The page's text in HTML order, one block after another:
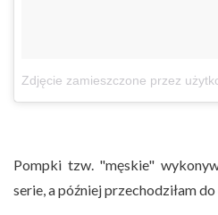
Zdjęcie zamieszczone przez
Pompki tzw. "męskie"
serie, a później przechodziłam do